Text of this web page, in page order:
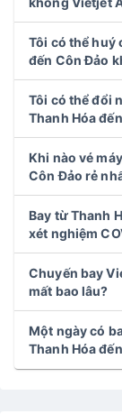
Tôi có thể huý
đến Côn Đảo
Tôi có thể đổi
Thanh Hóa
Khi nào vé
Côn Đảo rẻ
Bay từ Thanh
xét nghiệm
Chuyến bay
mất bao lâu?
Một ngày có
Thanh Hóa